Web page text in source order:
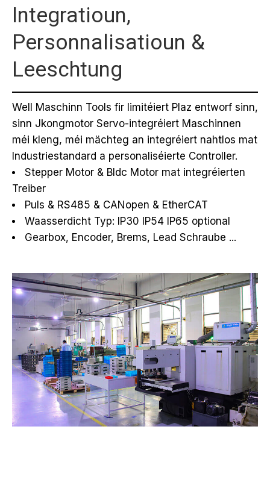
Integratioun,
Personnalisatioun &
Leeschtung
Well Maschinn Tools fir limitéiert Plaz entworf sinn,
sinn Jkongmotor Servo-integréiert Maschinnen
méi kleng, méi mächteg an integréiert nahtlos mat
Industriestandard a personaliséierte Controller.
Stepper Motor & Bldc Motor mat integréierten
Treiber
Puls & RS485 & CANopen & EtherCAT
Waasserdicht Typ: IP30 IP54 IP65 optional
Gearbox, Encoder, Brems, Lead Schraube ...